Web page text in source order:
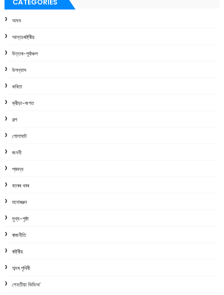
অসম
আন্তঃৰাষ্ট্ৰীয়
উত্তৰ-পূৰ্বাঞ্চল
উপন্যাস
কবিতা
ক্রীড়া-জগত
গল্প
গোলাঘাট
জননী
প্ৰবন্ধ
বতৰৰ খবৰ
মনোৰঞ্জন
মুখ্য-পৃষ্ঠা
ৰাজনীতি
ৰাষ্ট্ৰীয়
শব্দৰ পৃথিবী
শেহতীয়া ভিডিঅ’